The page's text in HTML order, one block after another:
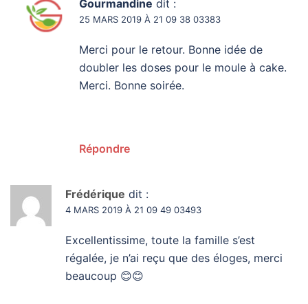
Gourmandine dit :
25 MARS 2019 À 21 09 38 03383
Merci pour le retour. Bonne idée de
doubler les doses pour le moule à cake.
Merci. Bonne soirée.
Répondre
Frédérique dit :
4 MARS 2019 À 21 09 49 03493
Excellentissime, toute la famille s’est
régalée, je n’ai reçu que des éloges, merci
beaucoup 😊😊